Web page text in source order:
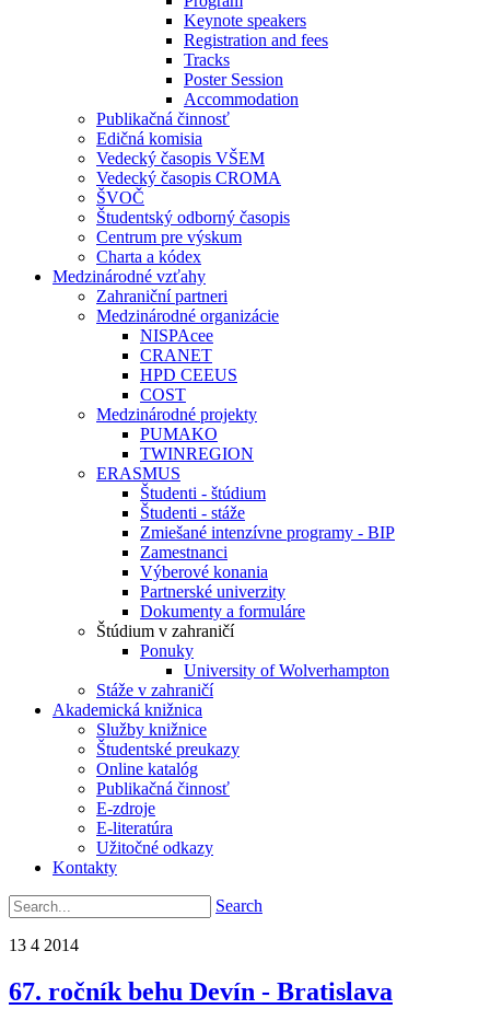
Keynote speakers
Registration and fees
Tracks
Poster Session
Accommodation
Publikačná činnosť
Edičná komisia
Vedecký časopis VŠEM
Vedecký časopis CROMA
ŠVOČ
Študentský odborný časopis
Centrum pre výskum
Charta a kódex
Medzinárodné vzťahy
Zahraniční partneri
Medzinárodné organizácie
NISPAcee
CRANET
HPD CEEUS
COST
Medzinárodné projekty
PUMAKO
TWINREGION
ERASMUS
Študenti - štúdium
Študenti - stáže
Zmiešané intenzívne programy - BIP
Zamestnanci
Výberové konania
Partnerské univerzity
Dokumenty a formuláre
Štúdium v zahraničí
Ponuky
University of Wolverhampton
Stáže v zahraničí
Akademická knižnica
Služby knižnice
Študentské preukazy
Online katalóg
Publikačná činnosť
E-zdroje
E-literatúra
Užitočné odkazy
Kontakty
Search
13 4 2014
67. ročník behu Devín - Bratislava